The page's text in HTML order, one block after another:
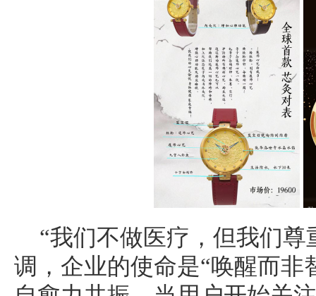
“我们不做医疗，但我们
调，企业的使命是“唤醒而非